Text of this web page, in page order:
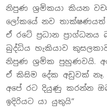
නිපුණ ශ්‍රමිකයා කියන
ලෝකයේ නව
ඒ රටේ ප්‍රධාන
බුද්ධිය හැකියාව
නිපුණ ශ්‍රමික පුහුණවයි.
ඒ කිසිම දේක අඩුවක් නෑ.
අපේ රට දියුණු කරන්න
ඉදිරියට යා යුතුයි“